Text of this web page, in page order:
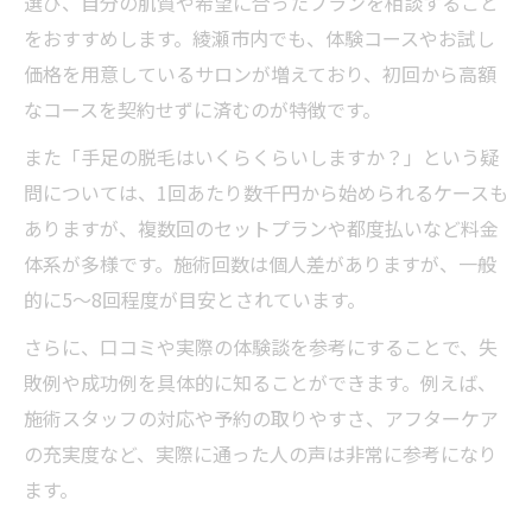
をおすすめします。綾瀬市内でも、体験コースやお試し
価格を用意しているサロンが増えており、初回から高額
なコースを契約せずに済むのが特徴です。
また「手足の脱毛はいくらくらいしますか？」という疑
問については、1回あたり数千円から始められるケースも
ありますが、複数回のセットプランや都度払いなど料金
体系が多様です。施術回数は個人差がありますが、一般
的に5～8回程度が目安とされています。
さらに、口コミや実際の体験談を参考にすることで、失
敗例や成功例を具体的に知ることができます。例えば、
施術スタッフの対応や予約の取りやすさ、アフターケア
の充実度など、実際に通った人の声は非常に参考になり
ます。